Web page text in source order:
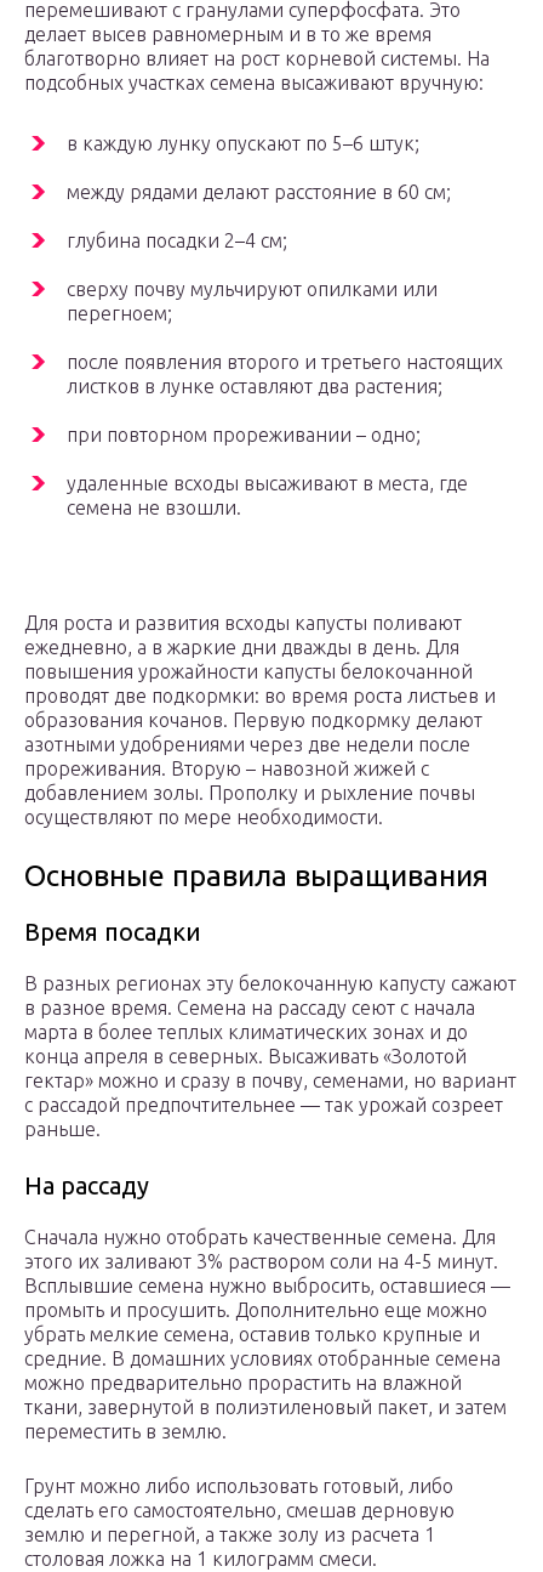
перемешивают с гранулами суперфосфата. Это
делает высев равномерным и в то же время
благотворно влияет на рост корневой системы. На
подсобных участках семена высаживают вручную:
в каждую лунку опускают по 5–6 штук;
между рядами делают расстояние в 60 см;
глубина посадки 2–4 см;
сверху почву мульчируют опилками или
перегноем;
после появления второго и третьего настоящих
листков в лунке оставляют два растения;
при повторном прореживании – одно;
удаленные всходы высаживают в места, где
семена не взошли.
Для роста и развития всходы капусты поливают
ежедневно, а в жаркие дни дважды в день. Для
повышения урожайности капусты белокочанной
проводят две подкормки: во время роста листьев и
образования кочанов. Первую подкормку делают
азотными удобрениями через две недели после
прореживания. Вторую – навозной жижей с
добавлением золы. Прополку и рыхление почвы
осуществляют по мере необходимости.
Основные правила выращивания
Время посадки
В разных регионах эту белокочанную капусту сажают
в разное время. Семена на рассаду сеют с начала
марта в более теплых климатических зонах и до
конца апреля в северных. Высаживать «Золотой
гектар» можно и сразу в почву, семенами, но вариант
с рассадой предпочтительнее — так урожай созреет
раньше.
На рассаду
Сначала нужно отобрать качественные семена. Для
этого их заливают 3% раствором соли на 4-5 минут.
Всплывшие семена нужно выбросить, оставшиеся —
промыть и просушить. Дополнительно еще можно
убрать мелкие семена, оставив только крупные и
средние. В домашних условиях отобранные семена
можно предварительно прорастить на влажной
ткани, завернутой в полиэтиленовый пакет, и затем
переместить в землю.
Грунт можно либо использовать готовый, либо
сделать его самостоятельно, смешав дерновую
землю и перегной, а также золу из расчета 1
столовая ложка на 1 килограмм смеси.